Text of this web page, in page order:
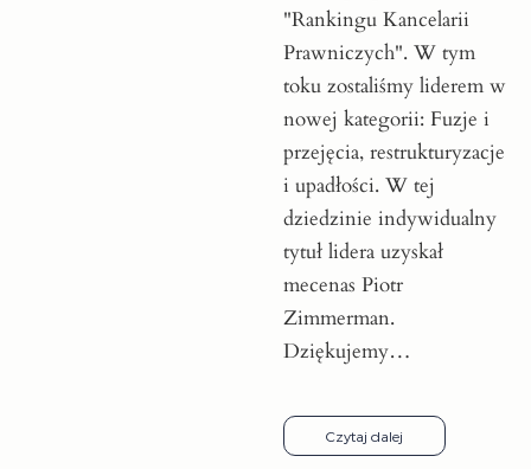
"Rankingu Kancelarii
Prawniczych". W tym
toku zostaliśmy liderem w
nowej kategorii: Fuzje i
przejęcia, restrukturyzacje
i upadłości. W tej
dziedzinie indywidualny
tytuł lidera uzyskał
mecenas Piotr
Zimmerman.
Dziękujemy…
Czytaj dalej